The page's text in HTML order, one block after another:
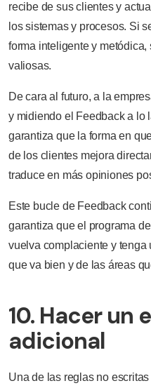
recibe de sus clientes y
los sistemas y procesos. Si
forma inteligente y
valiosas.
De cara al futuro, a la
y midiendo el Feedback a lo
garantiza que la forma en
de los clientes mejora
traduce en más opiniones
Este bucle de Feedback
garantiza que el programa
vuelva complaciente y
que va bien y de las áreas
10. Hacer un
adicional
Una de las reglas no